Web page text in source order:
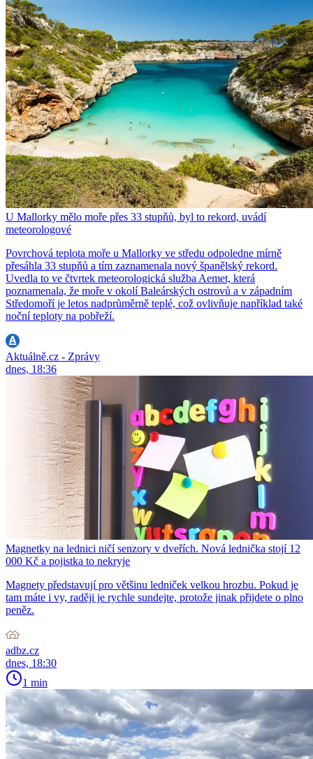
U Mallorky mělo moře přes 33 stupňů, byl to rekord, uvádí
meteorologové
Povrchová teplota moře u Mallorky ve středu odpoledne mírně
přesáhla 33 stupňů a tím zaznamenala nový španělský rekord.
Uvedla to ve čtvrtek meteorologická služba Aemet, která
poznamenala, že moře v okolí Baleárských ostrovů a v západním
Středomoří je letos nadprůměrně teplé, což ovlivňuje například také
noční teploty na pobřeží.
Aktuálně.cz - Zprávy
dnes, 18:36
Magnetky na lednici ničí senzory v dveřích. Nová lednička stojí 12
000 Kč a pojistka to nekryje
Magnety představují pro většinu ledniček velkou hrozbu. Pokud je
tam máte i vy, raději je rychle sundejte, protože jinak přijdete o plno
peněz.
adbz.cz
dnes, 18:30
1 min